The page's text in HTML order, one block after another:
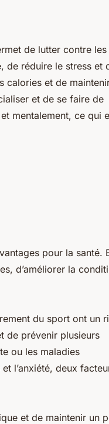
de lutter contre les
de réduire le stress et
calories et de
et de se faire de
mentalement, ce qui
pour la santé.
d’améliorer la
du sport ont un
de prévenir plusieurs
ou les maladies
l’anxiété, deux
et de maintenir un